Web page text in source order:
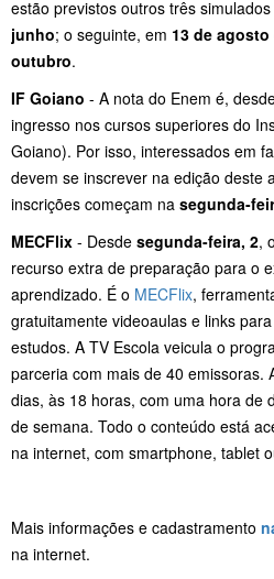
estão previstos outros três
junho; o seguinte, em 13 de agosto
outubro.
IF Goiano - A nota do Enem é,
ingresso nos cursos superiores do
Goiano). Por isso, interessados em
devem se inscrever na edição deste
inscrições começam na segunda-
MECFlix - Desde segunda-feira, 2,
recurso extra de preparação para o
aprendizado. É o MECFlix,
gratuitamente videoaulas e links
estudos. A TV Escola veicula o
parceria com mais de 40 emissoras.
dias, às 18 horas, com uma hora de
de semana. Todo o conteúdo está
na internet, com smartphone, tablet
Mais informações e cadastramento
na internet.